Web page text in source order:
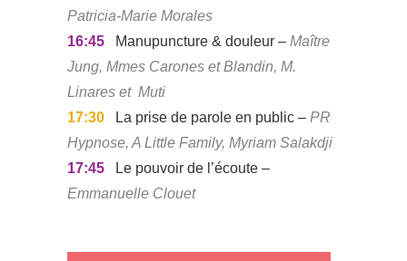
Patricia-Marie Morales
16:45
Manupuncture & douleur – Maître
Jung, Mmes Carones et Blandin, M.
Linares et Muti
17:30
La prise de parole en public – PR
Hypnose, A Little Family, Myriam Salakdji
17:45
Le pouvoir de l’écoute –
Emmanuelle Clouet